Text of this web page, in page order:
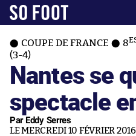
COUPE DE FRANCE 8
(3-4)
Nantes se
spectacle
Par Eddy Serres
LE MERCREDI 10 FÉVRIER